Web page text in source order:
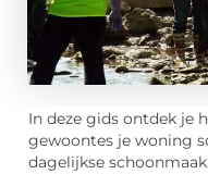
In deze gids ontdek je
gewoontes je woning
dagelijkse